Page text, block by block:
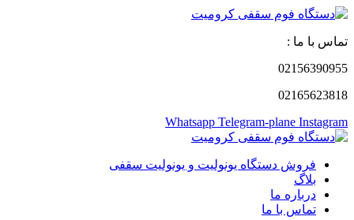
تماس با ما :
02156390955
02165623818
Whatsapp Telegram-plane Instagram
فروش دستگاه یونولیت و یونولیت سقفی
بلاگ
درباره ما
تماس با ما